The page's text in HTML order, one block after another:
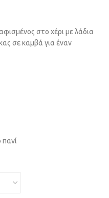
στο χέρι με λάδια
σε καμβά για έναν
πανί